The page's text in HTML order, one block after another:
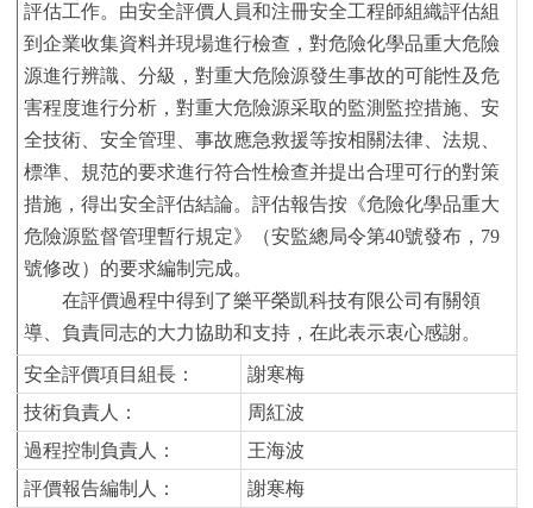
評估工作。由安全評價人員和注冊安全工程師組織評估組
到 企業收集資料并現場進行檢查，對危險化學品重大危險
源進行辨識、分級，對重大危險源發生事故的可能性及危
害程度進行分析，對重大危險源采取的監測監控措施、安
全技術、安全管理、事故應急救援等按相關法律、法規、
標準、規范的要求進行符合性檢查并提出合理可行的對策
措施，得出安全評估結論。評估報告按《危險化學品重大
危險源監督管理暫行規定》
（安監總局令第40號發布， 79
號修改） 的要求編制完成。
在評價過程中得到了樂平榮凱科技有限公司有關領
導、負責同志的大力協助和支持，在此表示衷心感謝。
安全評價項目組長：
謝寒梅
技術負責人
：
周紅波
過程控制負責人
：
王海波
評價報告編制人
：
謝寒梅